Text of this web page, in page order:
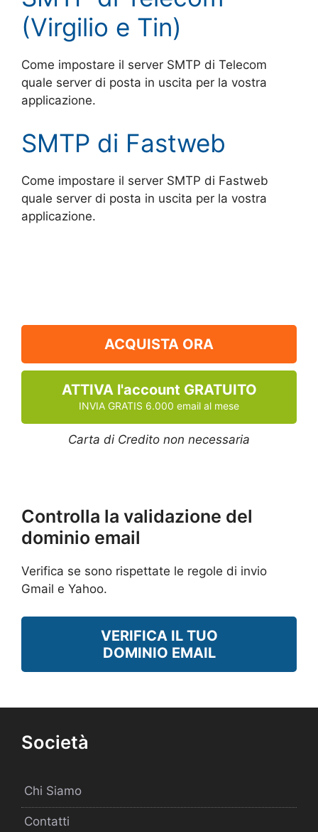
(Virgilio e Tin)
Come impostare il server SMTP di Telecom
quale server di posta in uscita per la vostra
applicazione.
SMTP di Fastweb
Come impostare il server SMTP di Fastweb
quale server di posta in uscita per la vostra
applicazione.
ACQUISTA ORA
ATTIVA l'account GRATUITO
INVIA GRATIS 6.000 email al mese
Carta di Credito non necessaria
Controlla la validazione del
dominio email
Verifica se sono rispettate le regole di invio
Gmail e Yahoo.
VERIFICA IL TUO
DOMINIO EMAIL
Società
Chi Siamo
Contatti